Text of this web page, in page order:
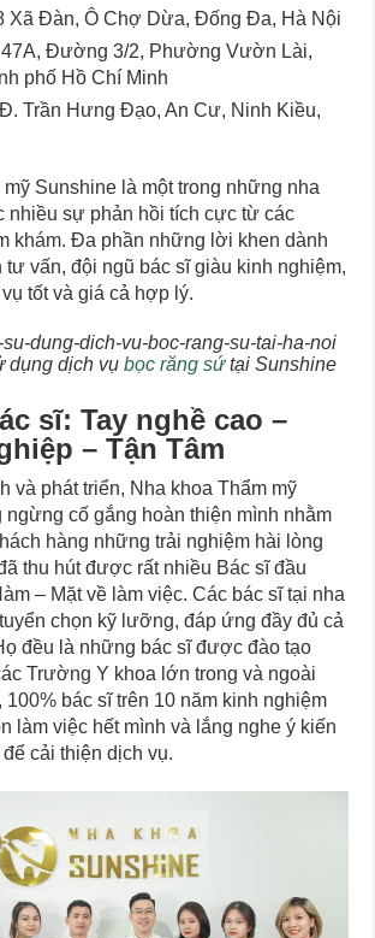
Xã Đàn, Ô Chợ Dừa, Đống Đa, Hà Nội
47A, Đường 3/2, Phường Vườn Lài,
phố Hồ Chí Minh
Trần Hưng Đạo, An Cư, Ninh Kiều,
mỹ Sunshine là một trong những nha
nhiều sự phản hồi tích cực từ các
khám. Đa phần những lời khen dành
tư vấn, đội ngũ bác sĩ giàu kinh nghiệm,
tốt và giá cả hợp lý.
dụng dịch vụ bọc răng sứtại Sunshine
sĩ: Tay nghề cao –
– Tận Tâm
và phát triển, Nha khoa Thẩm mỹ
ngừng cố gắng hoàn thiện mình nhằm
hàng những trải nghiệm hài lòng
thu hút được rất nhiều Bác sĩ đầu
– Mặt về làm việc. Các bác sĩ tại nha
chọn kỹ lưỡng, đáp ứng đầy đủ cả
đều là những bác sĩ được đào tạo
Trường Y khoa lớn trong và ngoài
bác sĩ trên 10 năm kinh nghiệm
làm việc hết mình và lắng nghe ý kiến
cải thiện dịch vụ.